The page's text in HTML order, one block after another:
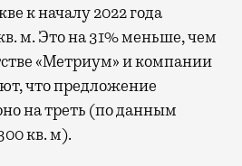
к началу 2022 года
м. Это на 31% меньше, чем
«Метриум» и компании
что предложение
на треть (по данным
кв. м).